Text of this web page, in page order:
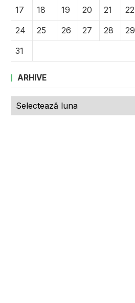
17
18 19 20 21 22
24
25 26 27 28 29
31
ARHIVE
Arhive